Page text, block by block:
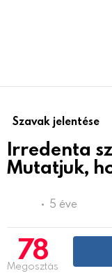
Szavak jelentése
Irredenta
Mutatjuk,
5 éve
78
Megosztás